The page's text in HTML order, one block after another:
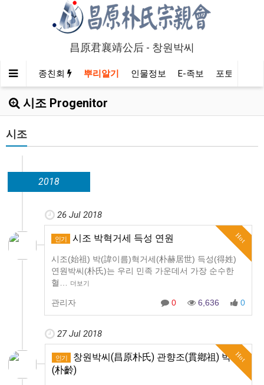
昌原君襄靖公后 - 창원박씨
종친회 뿌리알기 인물정보 E-족보 포토/영상
시조 Progenitor
시조
2018
26 Jul 2018
Hot
인기 시조 박혁거세 득성 연원
시조(始祖) 박(諱이름)혁거세(朴赫居世) 득성(得姓)
연원​박씨(朴氏)는 우리 민족 가운데서 가장 순수한
혈…
더보기
관리자 0 6,636 0
27 Jul 2018
Hot
인기
창원박씨(昌原朴氏) 관향조(貫鄕祖) 박령
(朴齡)